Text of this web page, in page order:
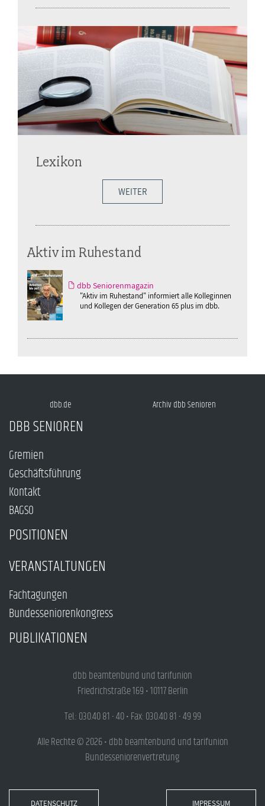
Lexikon
WEITER
Aktiv im Ruhestand
dbb Seniorenmagazin
"Aktiv im Ruhestand" informiert alle Kolleginnen
und Kollegen der Generation 65 plus im dbb.
dbb.de Archiv dbb Senioren
DBB SENIOREN
Gremien
Geschäftsführung
Kontakt
BAGSO
POSITIONEN
VERANSTALTUNGEN
Fachtagungen
Bundesseniorenkongress
PUBLIKATIONEN
dbb beamtenbund und tarifunion
Friedrichstraße 169 • 10117 Berlin
Tel.: 030.40 81 - 40 • Fax: 030.40 81 - 49 99
Alle Rechte © 2026 • dbb beamtenbund und tarifunion
Bundesseniorenvertretung
DATENSCHUTZ IMPRESSUM